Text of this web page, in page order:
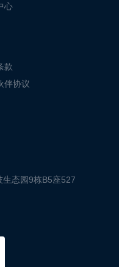
心
款
伴协议
生态园9栋B5座527